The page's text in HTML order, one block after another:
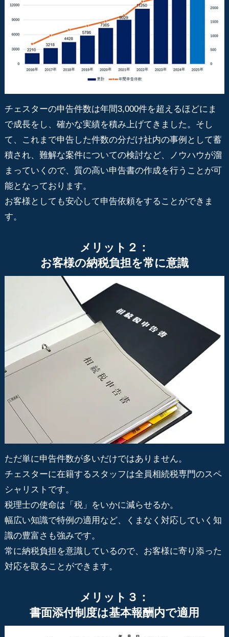
チェスターの申告件数は年間3,000件を超えるほどにま
で成長をし、確かな実績を積み上げてきました。そし
て、これまで申告した件数の分だけ社内の事例として蓄
積され、難解な案件についての検討など、ノウハウが溜
まっていくので、質の高い申告書の作成を行うことが可
能となっております。
お客様としても安心して申告依頼をすることができま
す。
メリット２：
お客様の納税負担を常に意識
ただ単に申告件数が多いだけではありません。
チェスターに在籍するスタッフは全員相続税専門のスペ
シャリストです。
税理士の使命は「税」をいかに減らせるか。
幅広い知識で特例の適用など、くまなく対応していく知
識の豊富さも強みです。
常に納税負担を意識しているので、お客様に寄り添った
対応を取ることができます。
メリット３：
書面添付制度は基本報酬内で適用